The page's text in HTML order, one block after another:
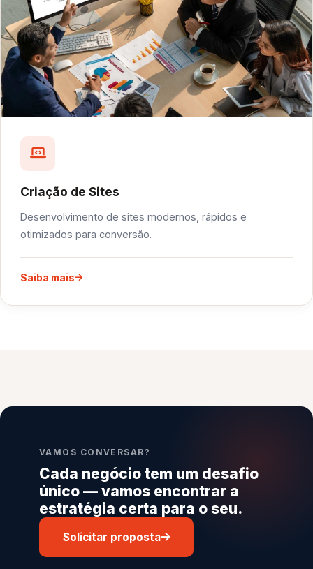
Criação de Sites
Desenvolvimento de sites modernos, rápidos e
otimizados para conversão.
Saiba mais
VAMOS CONVERSAR?
Cada negócio tem um desafio
único — vamos encontrar a
estratégia certa para o seu.
Solicitar proposta